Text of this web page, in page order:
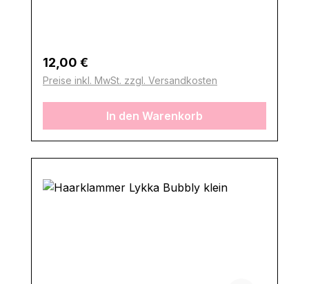
Regulärer Preis:
12,00 €
Preise inkl. MwSt. zzgl. Versandkosten
In den Warenkorb